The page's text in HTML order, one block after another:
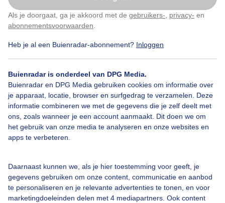
Als je doorgaat, ga je akkoord met de gebruikers- privacy- en
abonnementsvoorwaarden
Heb je al een Buienradar-abonnement? Inloggen
Buienradar is onderdeel van DPG Media.
Buienradar en DPG Media gebruiken cookies om informatie over
je apparaat, locatie, browser en surfgedrag te verzamelen. Deze
informatie combineren we met de gegevens die je zelf deelt met
ons, zoals wanneer je een account aanmaakt. Dit doen we om
het gebruik van onze media te analyseren en onze websites en
apps te verbeteren.
Daarnaast kunnen we, als je hier toestemming voor geeft, je
gegevens gebruiken om onze content, communicatie en aanbod
te personaliseren en je relevante advertenties te tonen, en voor
marketingdoeleinden delen met 4 mediapartners. Ook content
Door: Shirley Douwstra-Notmeijer
Gemaakt: 20-11-2025, 14x bekeken
Bekijk slideshow
Klik hierom dit aan te passen